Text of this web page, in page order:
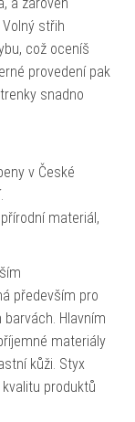
střih
což oceníš
provedení pak
snadno
v České
materiál,
především pro
Hlavním
materiály
kůži. Styx
produktů